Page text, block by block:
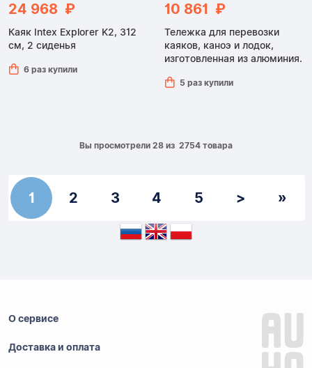
24 968 ₽
Каяк Intex Explorer K2, 312
см, 2 сиденья
6 раз купили
10 861 ₽
Тележка для перевозки
каяков, каноэ и лодок,
изготовленная из алюминия.
5 раз купили
Вы просмотрели 28 из 2754 товара
1 2 3 4 5 > »
О сервисе
Доставка и оплата